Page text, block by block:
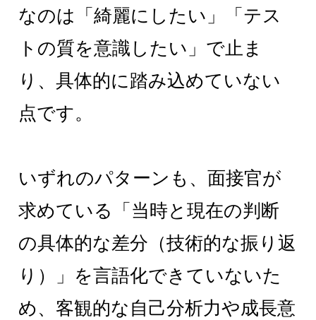
なのは「綺麗にしたい」「テス
トの質を意識したい」で止ま
り、具体的に踏み込めていない
点です。
いずれのパターンも、面接官が
求めている「当時と現在の判断
の具体的な差分（技術的な振り返
り）」を言語化できていないた
め、客観的な自己分析力や成長意